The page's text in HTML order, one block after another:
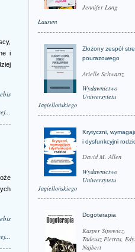
i
Jennifer Lang
Laurum
Złożony zespół
pourazowego
Arielle Schwartz
Wydawnictwo
Uniwersytetu
Jagiellońskiego
Krytyczni,
i dysfunkcyjni
David M. Allen
Wydawnictwo
Uniwersytetu
Jagiellońskiego
Dogoterapia
Kasper Sipowicz,
Tadeusz Pietras,
Najbert